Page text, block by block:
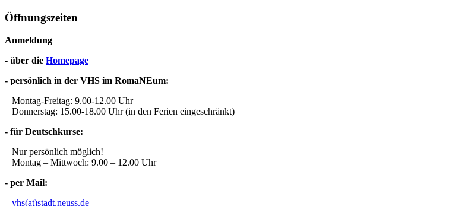
Öffnungszeiten
Anmeldung
- über die Homepage
- persönlich in der VHS im RomaNEum:
Montag-Freitag: 9.00-12.00 Uhr
Donnerstag: 15.00-18.00 Uhr (in den Ferien eingeschränkt)
- für Deutschkurse:
Nur persönlich möglich!
Montag – Mittwoch: 9.00 – 12.00 Uhr
- per Mail:
vhs(at)stadt.neuss.de